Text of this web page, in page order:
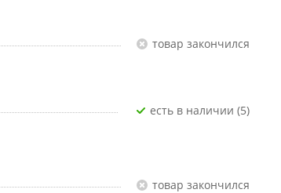
Товар закончился
Есть в наличии (5)
Товар закончился